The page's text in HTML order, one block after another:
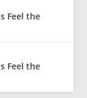
Feel the
Feel the